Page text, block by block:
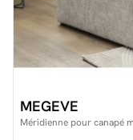
MEGEVE
Méridienne pour canapé